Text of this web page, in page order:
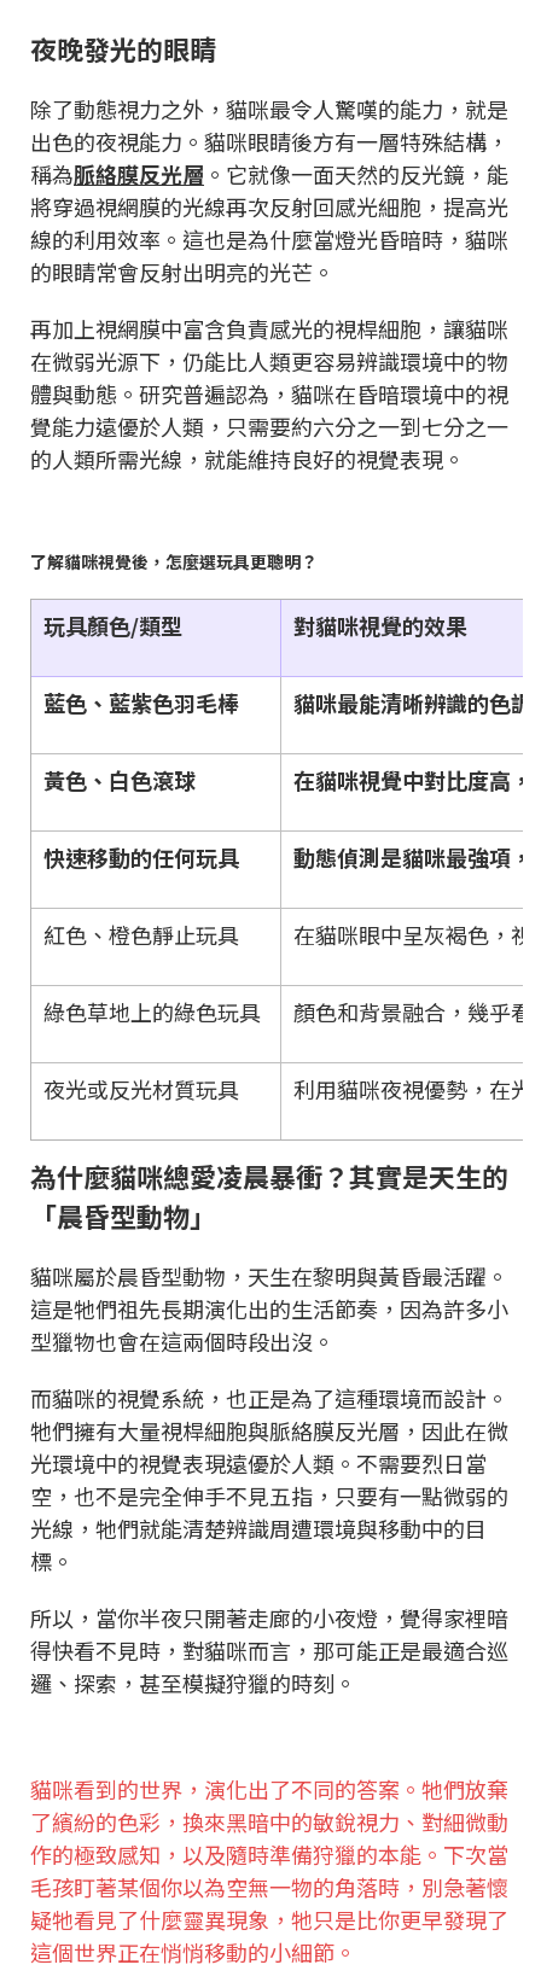
夜晚發光的眼睛
除了動態視力之外，貓咪最令人驚嘆的能力，就是
出色的夜視能力。貓咪眼睛後方有一層特殊結構，
稱為脈絡膜反光層 。它就像一面天然的反光鏡，能
將穿過視網膜的光線再次反射回感光細胞，提高光
線的利用效率。這也是為什麼當燈光昏暗時，貓咪
的眼睛常會反射出明亮的光芒。
再加上視網膜中富含負責感光的視桿細胞，讓貓咪
在微弱光源下，仍能比人類更容易辨識環境中的物
體與動態。研究普遍認為，貓咪在昏暗環境中的視
覺能力遠優於人類，只需要約六分之一到七分之一
的人類所需光線，就能維持良好的視覺表現。
了解貓咪視覺後，怎麼選玩具更聰明？
玩具顏色/類型 對貓咪視覺的效果
藍色、藍紫色羽毛棒 貓咪最能清晰辨識的色調
黃色、白色滾球 在貓咪視覺中對比度高，
快速移動的任何玩具 動態偵測是貓咪最強項
紅色、橙色靜止玩具 在貓咪眼中呈灰褐色，視
綠色草地上的綠色玩具 顏色和背景融合，幾乎看
夜光或反光材質玩具 利用貓咪夜視優勢，在
為什麼貓咪總愛凌晨暴衝？其實是天生的
「晨昏型動物」
貓咪屬於晨昏型動物，天生在黎明與黃昏最活躍。
這是牠們祖先長期演化出的生活節奏，因為許多小
型獵物也會在這兩個時段出沒。
而貓咪的視覺系統，也正是為了這種環境而設計。
牠們擁有大量視桿細胞與脈絡膜反光層，因此在微
光環境中的視覺表現遠優於人類。不需要烈日當
空，也不是完全伸手不見五指，只要有一點微弱的
光線，牠們就能清楚辨識周遭環境與移動中的目
標。
所以，當你半夜只開著走廊的小夜燈，覺得家裡暗
得快看不見時，對貓咪而言，那可能正是最適合巡
邏、探索，甚至模擬狩獵的時刻。
貓咪看到的世界，演化出了不同的答案。牠們放棄
了繽紛的色彩，換來黑暗中的敏銳視力、對細微動
作的極致感知，以及隨時準備狩獵的本能。下次當
毛孩盯著某個你以為空無一物的角落時，別急著懷
疑牠看見了什麼靈異現象，牠只是比你更早發現了
這個世界正在悄悄移動的小細節。